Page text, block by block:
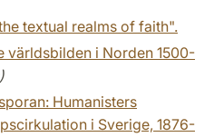
textual realms of faith".
världsbilden i Norden 1500-
Humanisters
i Sverige, 1876-